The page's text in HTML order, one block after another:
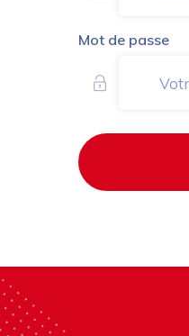
Mot de passe